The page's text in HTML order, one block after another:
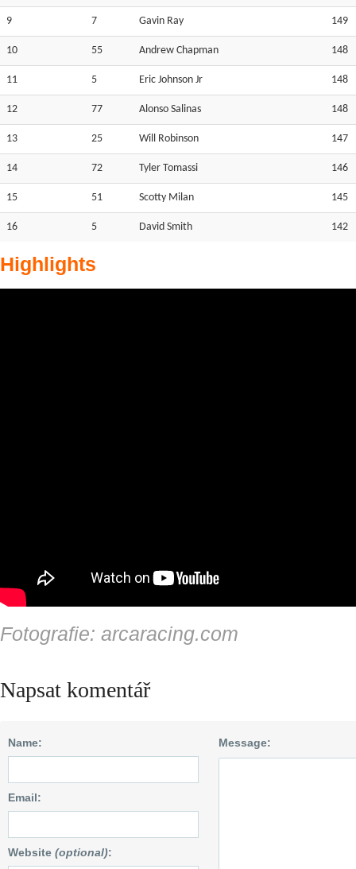
9 7 Gavin Ray 149
10 55 Andrew Chapman 148
11 5 Eric Johnson Jr 148
12 77 Alonso Salinas 148
13 25 Will Robinson 147
14 72 Tyler Tomassi 146
15 51 Scotty Milan 145
16 5 David Smith 142
Highlights
Fotografie: arcaracing.com
Napsat komentář
Name:
Email:
Website (optional):
Message: